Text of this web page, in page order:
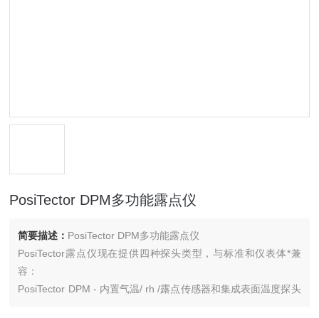
PosiTector DPM多功能露点仪
简要描述： PosiTector DPM多功能露点仪
PosiTector露点仪现在提供四种探头类型，与标准和仪表体*兼
容：
PosiTector DPM - 内置气温/ rh /露点传感器和集成表面温度探头